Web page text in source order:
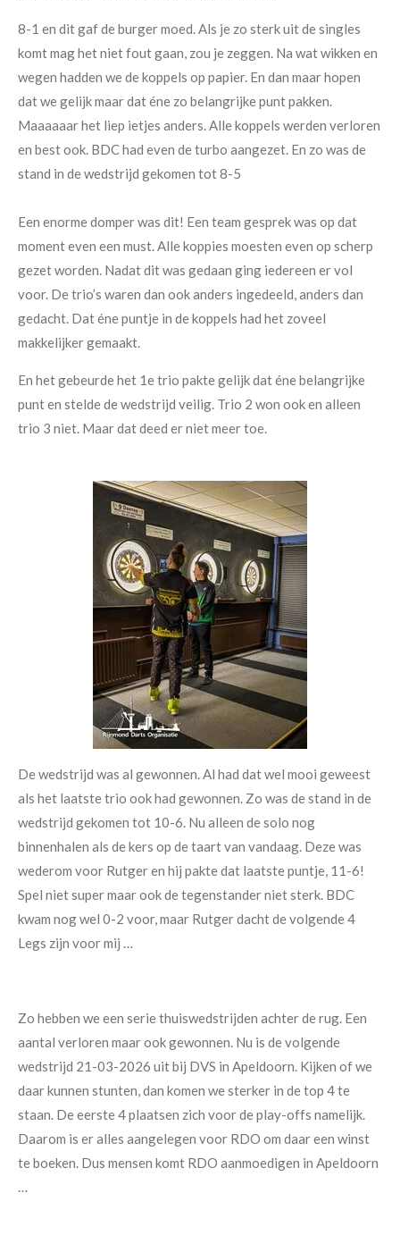
8-1 en dit gaf de burger moed. Als je zo sterk uit de singles
komt mag het niet fout gaan, zou je zeggen. Na wat wikken en
wegen hadden we de koppels op papier. En dan maar hopen
dat we gelijk maar dat éne zo belangrijke punt pakken.
Maaaaaar het liep ietjes anders. Alle koppels werden verloren
en best ook. BDC had even de turbo aangezet. En zo was de
stand in de wedstrijd gekomen tot 8-5
Een enorme domper was dit! Een team gesprek was op dat
moment even een must. Alle koppies moesten even op scherp
gezet worden. Nadat dit was gedaan ging iedereen er vol
voor. De trio’s waren dan ook anders ingedeeld, anders dan
gedacht. Dat éne puntje in de koppels had het zoveel
makkelijker gemaakt.
En het gebeurde het 1e trio pakte gelijk dat éne belangrijke
punt en stelde de wedstrijd veilig. Trio 2 won ook en alleen
trio 3 niet. Maar dat deed er niet meer toe.
De wedstrijd was al gewonnen. Al had dat wel mooi geweest
als het laatste trio ook had gewonnen. Zo was de stand in de
wedstrijd gekomen tot 10-6. Nu alleen de solo nog
binnenhalen als de kers op de taart van vandaag. Deze was
wederom voor Rutger en hij pakte dat laatste puntje, 11-6!
Spel niet super maar ook de tegenstander niet sterk. BDC
kwam nog wel 0-2 voor, maar Rutger dacht de volgende 4
Legs zijn voor mij …
Zo hebben we een serie thuiswedstrijden achter de rug. Een
aantal verloren maar ook gewonnen. Nu is de volgende
wedstrijd 21-03-2026 uit bij DVS in Apeldoorn. Kijken of we
daar kunnen stunten, dan komen we sterker in de top 4 te
staan. De eerste 4 plaatsen zich voor de play-offs namelijk.
Daarom is er alles aangelegen voor RDO om daar een winst
te boeken. Dus mensen komt RDO aanmoedigen in Apeldoorn
…